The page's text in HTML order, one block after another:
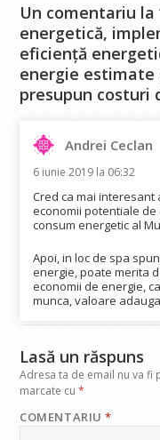
Un comentariu la
energetică,
eficiență
energie estimate
presupun costuri
Andrei Ceclan
6 iunie 2019 la 06:32
Cred ca mai
economii potentiale
consum energetic al
Apoi, in loc de spa
energie, poate merita
economii de energie,
munca, valoare
Lasă un răspuns
Adresa ta de email nu va fi
marcate cu*
COMENTARIU*